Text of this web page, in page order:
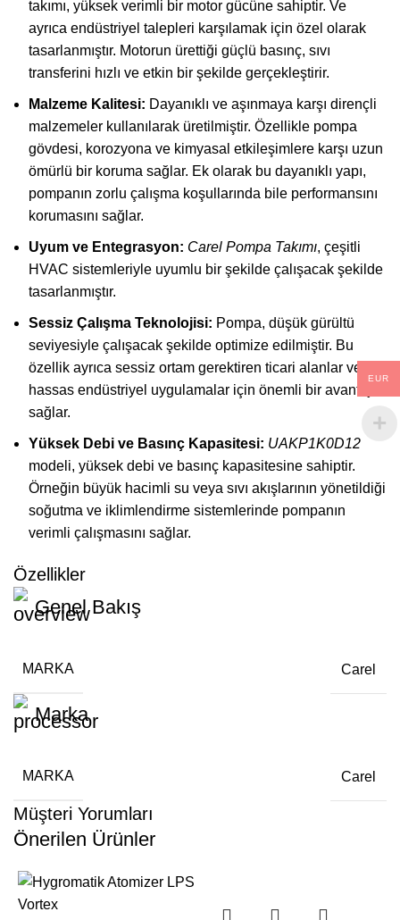
takımı, yüksek verimli bir motor gücüne sahiptir. Ve
ayrıca endüstriyel talepleri karşılamak için özel olarak
tasarlanmıştır. Motorun ürettiği güçlü basınç, sıvı
transferini hızlı ve etkin bir şekilde gerçekleştirir.
Malzeme Kalitesi: Dayanıklı ve aşınmaya karşı dirençli
malzemeler kullanılarak üretilmiştir. Özellikle pompa
gövdesi, korozyona ve kimyasal etkileşimlere karşı uzun
ömürlü bir koruma sağlar. Ek olarak bu dayanıklı yapı,
pompanın zorlu çalışma koşullarında bile performansını
korumasını sağlar.
Uyum ve Entegrasyon: Carel Pompa Takımı, çeşitli
HVAC sistemleriyle uyumlu bir şekilde çalışacak şekilde
tasarlanmıştır.
Sessiz Çalışma Teknolojisi: Pompa, düşük gürültü
seviyesiyle çalışacak şekilde optimize edilmiştir. Bu
özellik ayrıca sessiz ortam gerektiren ticari alanlar ve
hassas endüstriyel uygulamalar için önemli bir avantaj
sağlar.
Yüksek Debi ve Basınç Kapasitesi: UAKP1K0D12
modeli, yüksek debi ve basınç kapasitesine sahiptir.
Örneğin büyük hacimli su veya sıvı akışlarının yönetildiği
soğutma ve iklimlendirme sistemlerinde pompanın
verimli çalışmasını sağlar.
Özellikler
Genel Bakış
MARKA Carel
Marka
MARKA Carel
Müşteri Yorumları
Önerilen Ürünler
EUR